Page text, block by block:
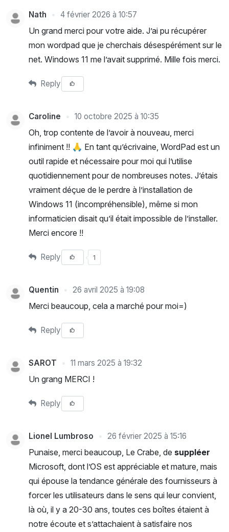
Nath 4 février 2026 à 10:57
Un grand merci pour votre aide. J’ai pu récupérer
mon wordpad que je cherchais désespérément sur le
net. Windows 11 me l’avait supprimé. Mille fois merci.
Reply
Caroline 10 octobre 2025 à 10:35
Oh, trop contente de l’avoir à nouveau, merci
infiniment !! 🙏 En tant qu’écrivaine, WordPad est un
outil rapide et nécessaire pour moi qui l’utilise
quotidiennement pour de nombreuses notes. J’étais
vraiment déçue de le perdre à l’installation de
Windows 11 (incompréhensible), même si mon
informaticien disait qu’il était impossible de l’installer.
Merci encore !!
Reply 1
Quentin 26 avril 2025 à 19:08
Merci beaucoup, cela a marché pour moi=)
Reply
SAROT 11 mars 2025 à 19:32
Un grang MERCI !
Reply
Lionel Lumbroso 26 février 2025 à 15:16
Punaise, merci beaucoup, Le Crabe, de suppléer
Microsoft, dont l’OS est appréciable et mature, mais
qui épouse la tendance générale des fournisseurs à
forcer les utilisateurs dans le sens qui leur convient,
là où, il y a 20-30 ans, toutes ces boîtes étaient à
notre écoute et s’attachaient à satisfaire nos